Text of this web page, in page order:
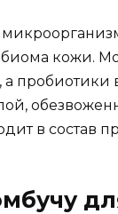
кожи.
пробиотики
в состав